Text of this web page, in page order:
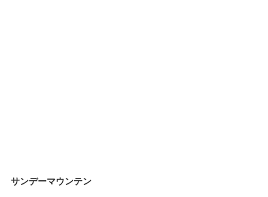
サンデーマウンテン